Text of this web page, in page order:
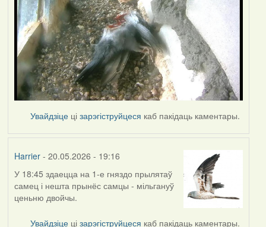
Увайдзіце цізарэгіструйцеся каб пакідаць каментары.
Harrier- 20.05.2026 - 19:16
У 18:45 здаецца на 1-е гняздо прылятаў
самец і нешта прынёс самцы - мільгануў
ценьню двойчы.
Увайдзіце цізарэгіструйцеся каб пакідаць каментары.